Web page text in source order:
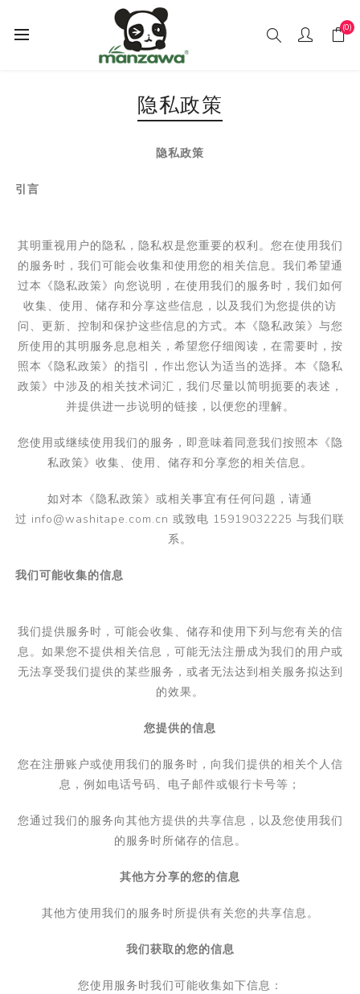
(0)
隐私政策
隐私政策
引言
其明重视用户的隐私，隐私权是您重要的权利。您在使用我们
的服务时，我们可能会收集和使用您的相关信息。我们希望通
过本《隐私政策》向您说明，在使用我们的服务时，我们如何
收集、使用、储存和分享这些信息，以及我们为您提供的访
问、更新、控制和保护这些信息的方式。本《隐私政策》与您
所使用的其明服务息息相关，希望您仔细阅读，在需要时，按
照本《隐私政策》的指引，作出您认为适当的选择。本《隐私
政策》中涉及的相关技术词汇，我们尽量以简明扼要的表述，
并提供进一步说明的链接，以便您的理解。
您使用或继续使用我们的服务，即意味着同意我们按照本《隐
私政策》收集、使用、储存和分享您的相关信息。
如对本《隐私政策》或相关事宜有任何问题，请通
过 info@washitape.com.cn 或致电 15919032225 与我们联
系。
我们可能收集的信息
我们提供服务时，可能会收集、储存和使用下列与您有关的信
息。如果您不提供相关信息，可能无法注册成为我们的用户或
无法享受我们提供的某些服务，或者无法达到相关服务拟达到
的效果。
您提供的信息
您在注册账户或使用我们的服务时，向我们提供的相关个人信
息，例如电话号码、电子邮件或银行卡号等；
您通过我们的服务向其他方提供的共享信息，以及您使用我们
的服务时所储存的信息。
其他方分享的您的信息
其他方使用我们的服务时所提供有关您的共享信息。
我们获取的您的信息
您使用服务时我们可能收集如下信息：